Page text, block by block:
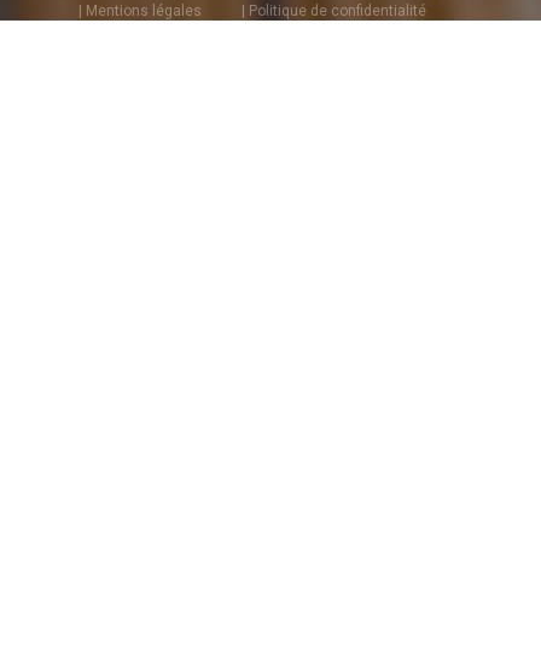
| Mentions légales | Politique de confidentialité